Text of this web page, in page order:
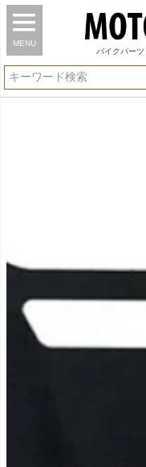
MENU
バイク パーツ